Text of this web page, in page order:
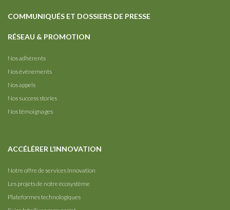
COMMUNIQUÉS ET DOSSIERS DE PRESSE
RÉSEAU & PROMOTION
Nos adhérents
Nos événements
Nos appels
Nos success stories
Nos témoignages
ACCÉLÉRER L’INNOVATION
Notre offre de services Innovation
Les projets de notre écosystème
Plateformes technologiques